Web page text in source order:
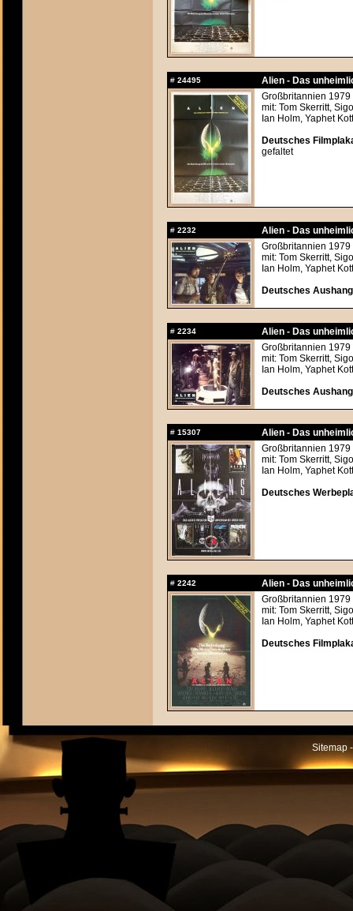
# 24495
Alien - Das
Großbritannien
mit: Tom Skerritt,
Ian Holm, Yaphet
Deutsches
gefaltet
# 2232
Alien - Das
Großbritannien
mit: Tom Skerritt,
Ian Holm, Yaphet
Deutsches
# 2234
Alien - Das
Großbritannien
mit: Tom Skerritt,
Ian Holm, Yaphet
Deutsches
# 15307
Alien - Das
Großbritannien
mit: Tom Skerritt,
Ian Holm, Yaphet
Deutsches
# 2242
Alien - Das
Großbritannien
mit: Tom Skerritt,
Ian Holm, Yaphet
Deutsches
Sitemap